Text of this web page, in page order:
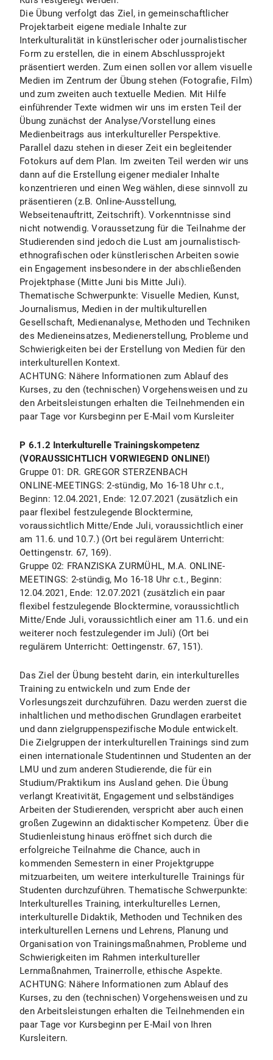
Die Übung verfolgt das Ziel, in gemeinschaftlicher
Projektarbeit eigene mediale Inhalte zur
Interkulturalität in künstlerischer oder journalistischer
Form zu erstellen, die in einem Abschlussprojekt
präsentiert werden. Zum einen sollen vor allem visuelle
Medien im Zentrum der Übung stehen (Fotografie, Film)
und zum zweiten auch textuelle Medien. Mit Hilfe
einführender Texte widmen wir uns im ersten Teil der
Übung zunächst der Analyse/Vorstellung eines
Medienbeitrags aus interkultureller Perspektive.
Parallel dazu stehen in dieser Zeit ein begleitender
Fotokurs auf dem Plan. Im zweiten Teil werden wir uns
dann auf die Erstellung eigener medialer Inhalte
konzentrieren und einen Weg wählen, diese sinnvoll zu
präsentieren (z.B. Online-Ausstellung,
Webseitenauftritt, Zeitschrift). Vorkenntnisse sind
nicht notwendig. Voraussetzung für die Teilnahme der
Studierenden sind jedoch die Lust am journalistisch-
ethnografischen oder künstlerischen Arbeiten sowie
ein Engagement insbesondere in der abschließenden
Projektphase (Mitte Juni bis Mitte Juli).
Thematische Schwerpunkte: Visuelle Medien, Kunst,
Journalismus, Medien in der multikulturellen
Gesellschaft, Medienanalyse, Methoden und Techniken
des Medieneinsatzes, Medienerstellung, Probleme und
Schwierigkeiten bei der Erstellung von Medien für den
interkulturellen Kontext.
ACHTUNG: Nähere Informationen zum Ablauf des
Kurses, zu den (technischen) Vorgehensweisen und zu
den Arbeitsleistungen erhalten die Teilnehmenden ein
paar Tage vor Kursbeginn per E-Mail vom Kursleiter
P 6.1.2 Interkulturelle Trainingskompetenz
(VORAUSSICHTLICH VORWIEGEND ONLINE!)
Gruppe 01: DR. GREGOR STERZENBACH
ONLINE-MEETINGS: 2-stündig, Mo 16-18 Uhr c.t.,
Beginn: 12.04.2021, Ende: 12.07.2021 (zusätzlich ein
paar flexibel festzulegende Blocktermine,
voraussichtlich Mitte/Ende Juli, voraussichtlich einer
am 11.6. und 10.7.) (Ort bei regulärem Unterricht:
Oettingenstr. 67, 169).
Gruppe 02: FRANZISKA ZURMÜHL, M.A. ONLINE-
MEETINGS: 2-stündig, Mo 16-18 Uhr c.t., Beginn:
12.04.2021, Ende: 12.07.2021 (zusätzlich ein paar
flexibel festzulegende Blocktermine, voraussichtlich
Mitte/Ende Juli, voraussichtlich einer am 11.6. und ein
weiterer noch festzulegender im Juli) (Ort bei
regulärem Unterricht: Oettingenstr. 67, 151).
Das Ziel der Übung besteht darin, ein interkulturelles
Training zu entwickeln und zum Ende der
Vorlesungszeit durchzuführen. Dazu werden zuerst die
inhaltlichen und methodischen Grundlagen erarbeitet
und dann zielgruppenspezifische Module entwickelt.
Die Zielgruppen der interkulturellen Trainings sind zum
einen internationale Studentinnen und Studenten an der
LMU und zum anderen Studierende, die für ein
Studium/Praktikum ins Ausland gehen. Die Übung
verlangt Kreativität, Engagement und selbständiges
Arbeiten der Studierenden, verspricht aber auch einen
großen Zugewinn an didaktischer Kompetenz. Über die
Studienleistung hinaus eröffnet sich durch die
erfolgreiche Teilnahme die Chance, auch in
kommenden Semestern in einer Projektgruppe
mitzuarbeiten, um weitere interkulturelle Trainings für
Studenten durchzuführen. Thematische Schwerpunkte:
Interkulturelles Training, interkulturelles Lernen,
interkulturelle Didaktik, Methoden und Techniken des
interkulturellen Lernens und Lehrens, Planung und
Organisation von Trainingsmaßnahmen, Probleme und
Schwierigkeiten im Rahmen interkultureller
Lernmaßnahmen, Trainerrolle, ethische Aspekte.
ACHTUNG: Nähere Informationen zum Ablauf des
Kurses, zu den (technischen) Vorgehensweisen und zu
den Arbeitsleistungen erhalten die Teilnehmenden ein
paar Tage vor Kursbeginn per E-Mail von Ihren
Kursleitern.